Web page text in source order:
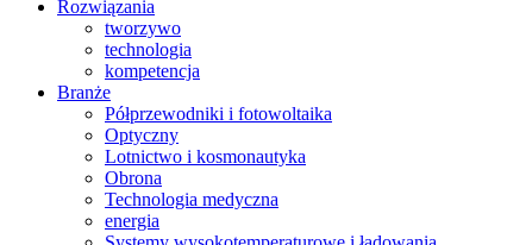
Rozwiązania
tworzywo
technologia
kompetencja
Branże
Półprzewodniki i fotowoltaika
Optyczny
Lotnictwo i kosmonautyka
Obrona
Technologia medyczna
energia